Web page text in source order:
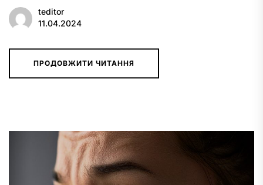
teditor
11.04.2024
ПРОДОВЖИТИ ЧИТАННЯ